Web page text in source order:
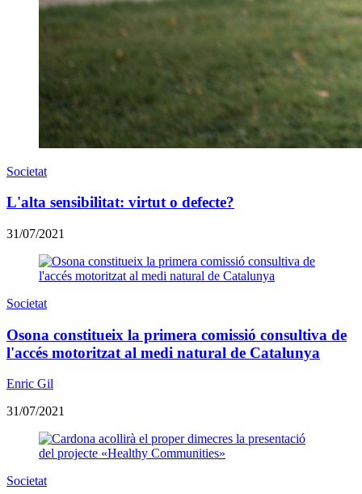
Societat
L'alta sensibilitat: virtut o defecte?
31/07/2021
Societat
Osona constitueix la primera comissió consultiva de
l'accés motoritzat al medi natural de Catalunya
Enric Gil
31/07/2021
Societat